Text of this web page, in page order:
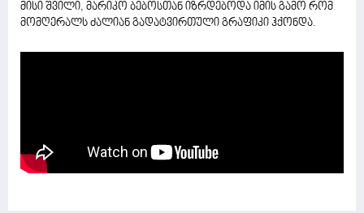
მისი შვილი, მარიკო ბებოსთან იზრდებოდა იმის გამო რომ
მომღერალს ძალიან გადატვირთული გრაფიკი ჰქონდა.